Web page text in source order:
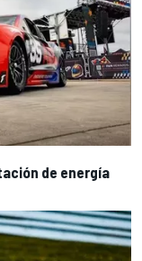
de energía